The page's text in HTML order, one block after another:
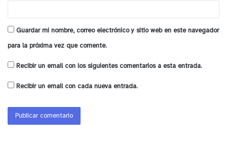
peligro o de emergencia , reaccionando en
conjunto, y a tiempo.
Guardar mi nombre, correo electrónico y sitio web en este navegador
para la próxima vez que comente.
Recibir un email con los siguientes comentarios a esta entrada.
Recibir un email con cada nueva entrada.